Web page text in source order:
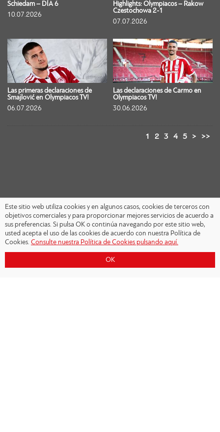
Schiedam – DÍA 6
10.07.2026
Highlights: Olympiacos – Rakow
Czestochowa 2-1
07.07.2026
Las primeras declaraciones de
Smajlović en Olympiacos TV!
06.07.2026
Las declaraciones de Carmo en
Olympiacos TV!
30.06.2026
1 2 3 4 5 > >>
Este sitio web utiliza cookies y en algunos casos, cookies de terceros con
objetivos comerciales y para proporcionar mejores servicios de acuerdo a
sus preferencias. Si pulsa OK o continúa navegando por este sitio web,
usted acepta el uso de las cookies de acuerdo con nuestra Política de
Cookies. Consulte nuestra Política de Cookies pulsando aquí.
OK